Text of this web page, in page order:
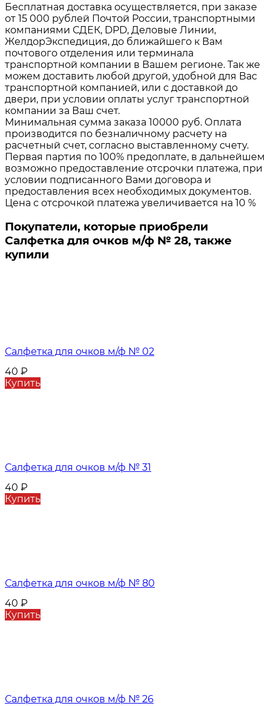
Бесплатная доставка осуществляется, при заказе
от 15 000 рублей Почтой России, транспортными
компаниями СДЕК, DPD, Деловые Линии,
ЖелдорЭкспедиция, до ближайшего к Вам
почтового отделения или терминала
транспортной компании в Вашем регионе. Так же
можем доставить любой другой, удобной для Вас
транспортной компанией, или с доставкой до
двери, при условии оплаты услуг транспортной
компании за Ваш счет.
Минимальная сумма заказа 10000 руб. Оплата
производится по безналичному расчету на
расчетный счет, согласно выставленному счету.
Первая партия по 100% предоплате, в дальнейшем
возможно предоставление отсрочки платежа, при
условии подписанного Вами договора и
предоставления всех необходимых документов.
Цена с отсрочкой платежа увеличивается на 10 %
Покупатели, которые приобрели
Салфетка для очков м/ф № 28, также
купили
Салфетка для очков м/ф № 02
40 ₽
Купить
Салфетка для очков м/ф № 31
40 ₽
Купить
Салфетка для очков м/ф № 80
40 ₽
Купить
Салфетка для очков м/ф № 26